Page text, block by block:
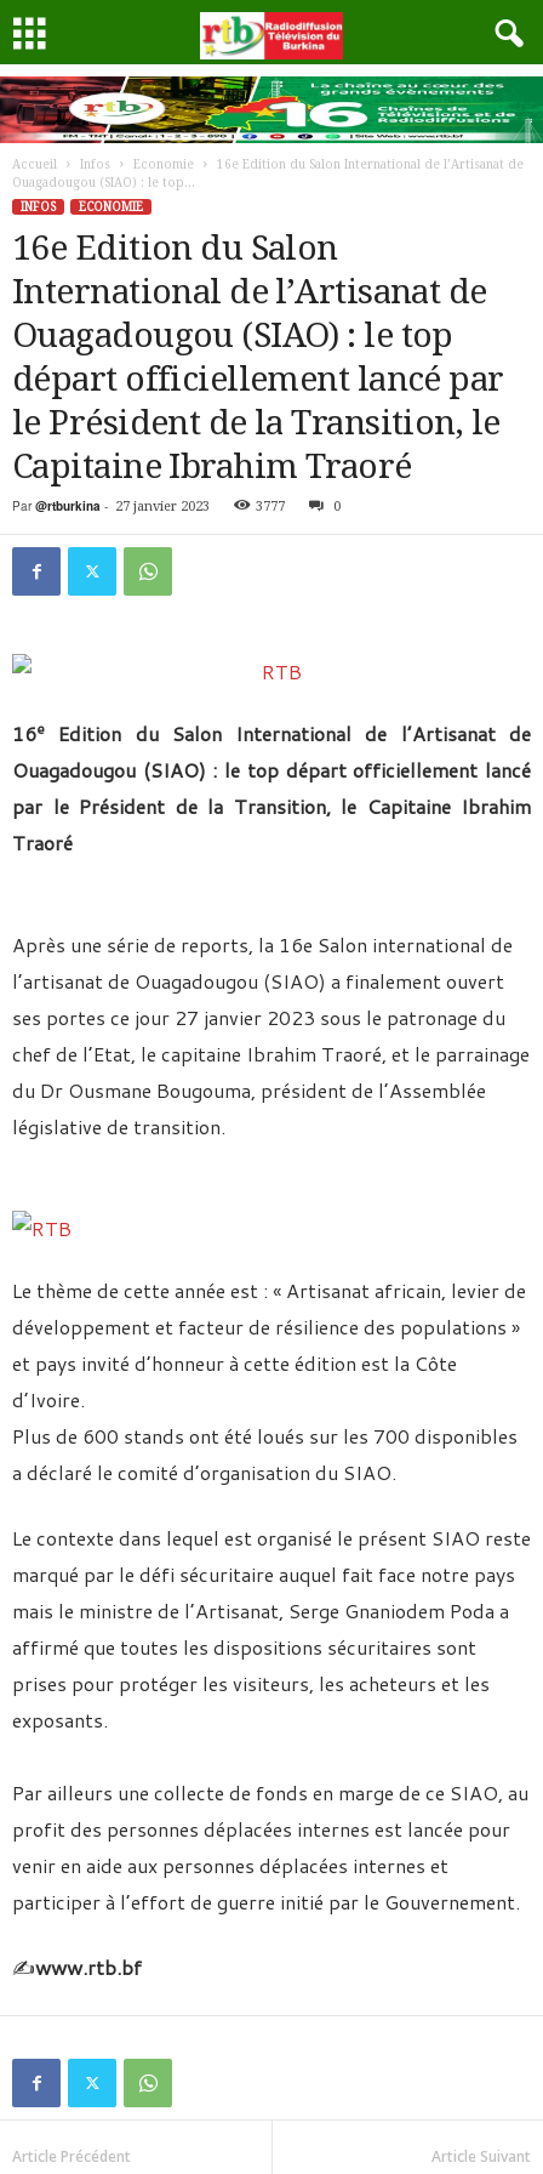
Accueil Infos Economie
16e Edition du Salon International de l’Artisanat de
Ouagadougou (SIAO) : le top...
INFOS
ECONOMIE
16e Edition du Salon
International de l’Artisanat de
Ouagadougou (SIAO) : le top
départ officiellement lancé par
le Président de la Transition, le
Capitaine Ibrahim Traoré
Par @rtburkina - 27 janvier 2023 3777 0
16e
Edition du Salon International de l’Artisanat de
Ouagadougou (SIAO) : le top départ officiellement lancé
par le Président de la Transition, le Capitaine Ibrahim
Traoré
Après une série de reports, la 16e Salon international de
l’artisanat de Ouagadougou (SIAO) a finalement ouvert
ses portes ce jour 27 janvier 2023 sous le patronage du
chef de l’Etat, le capitaine Ibrahim Traoré, et le parrainage
du Dr Ousmane Bougouma, président de l’Assemblée
législative de transition.
Le thème de cette année est : « Artisanat africain, levier de
développement et facteur de résilience des populations »
et pays invité d’honneur à cette édition est la Côte
d’Ivoire.
Plus de 600 stands ont été loués sur les 700 disponibles
a déclaré le comité d’organisation du SIAO.
Le contexte dans lequel est organisé le présent SIAO reste
marqué par le défi sécuritaire auquel fait face notre pays
mais le ministre de l’Artisanat, Serge Gnaniodem Poda a
affirmé que toutes les dispositions sécuritaires sont
prises pour protéger les visiteurs, les acheteurs et les
exposants.
Par ailleurs une collecte de fonds en marge de ce SIAO, au
profit des personnes déplacées internes est lancée pour
venir en aide aux personnes déplacées internes et
participer à l’effort de guerre initié par le Gouvernement.
✍️www.rtb.bf
Article Précédent Article Suivant